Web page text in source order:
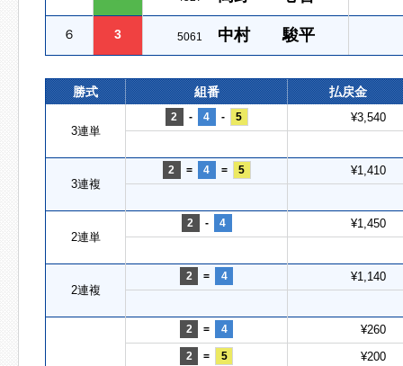
６ 3 5061 中村 駿平
勝式 組番 払戻金
3連単
2 - 4 - 5 ¥3,540
3連複
2 = 4 = 5 ¥1,410
2連単
2 - 4 ¥1,450
2連複
2 = 4 ¥1,140
2 = 4 ¥260
2 = 5 ¥200